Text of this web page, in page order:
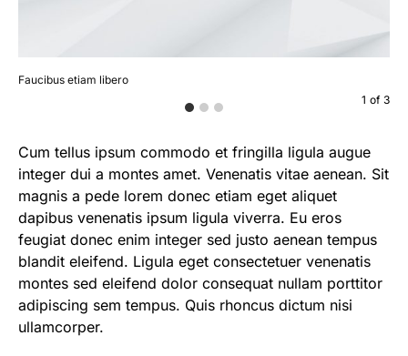
Faucibus etiam libero
1 of 3
Cum tellus ipsum commodo et fringilla ligula augue
integer dui a montes amet. Venenatis vitae aenean. Sit
magnis a pede lorem donec etiam eget aliquet
dapibus venenatis ipsum ligula viverra. Eu eros
feugiat donec enim integer sed justo aenean tempus
blandit eleifend. Ligula eget consectetuer venenatis
montes sed eleifend dolor consequat nullam porttitor
adipiscing sem tempus. Quis rhoncus dictum nisi
ullamcorper.